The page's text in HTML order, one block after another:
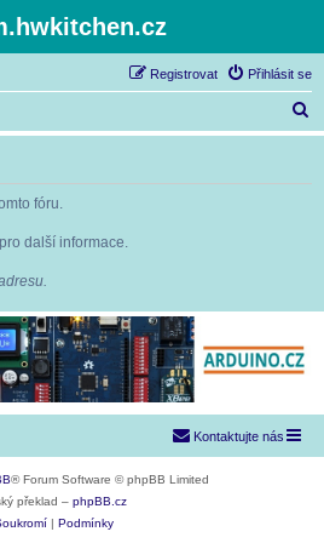
Přihlásit se
Registrovat
l
fóru.
pro další informace.
Kontaktujte nás
® Forum Software © phpBB Limited
překlad – phpBB.cz
Podmínky